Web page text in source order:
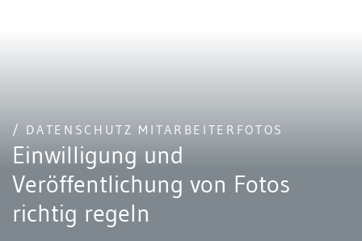
/ DATENSCHUTZ MITARBEITERFOTOS
Einwilligung und
Veröffentlichung von Fotos
richtig regeln